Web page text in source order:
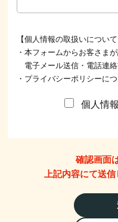
【個人情報の取扱いについて
・本フォームからお客さま
電子メール送信・電話連
・プライバシーポリシーに
個人情
確認画面
上記内容にて送